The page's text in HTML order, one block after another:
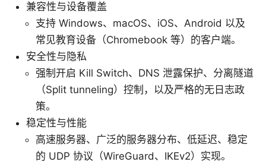
兼容性与设备覆盖
支持 Windows、macOS、iOS、Android 以及
常见教育设备（Chromebook 等）的客户端。
安全性与隐私
强制开启 Kill Switch、DNS 泄露保护、分离隧道
（Split tunneling）控制，以及严格的无日志政
策。
稳定性与性能
高速服务器、广泛的服务器分布、低延迟、稳定
的 UDP 协议（WireGuard、IKEv2）实现。